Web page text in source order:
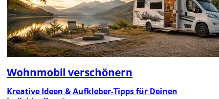
Wohnmobil verschönern
Kreative Ideen & Aufkleber-Tipps für Deinen